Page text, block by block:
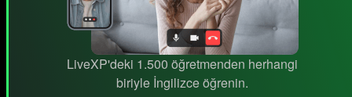
LiveXP'deki 1.500 öğretmenden herhangi
biriyle İngilizce öğrenin.